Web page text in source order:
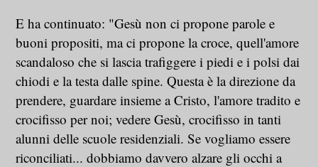
E ha continuato: "Gesù non ci propone parole e
buoni propositi, ma ci propone la croce, quell'amore
scandaloso che si lascia trafiggere i piedi e i polsi dai
chiodi e la testa dalle spine. Questa è la direzione da
prendere, guardare insieme a Cristo, l'amore tradito e
crocifisso per noi; vedere Gesù, crocifisso in tanti
alunni delle scuole residenziali. Se vogliamo essere
riconciliati... dobbiamo davvero alzare gli occhi a